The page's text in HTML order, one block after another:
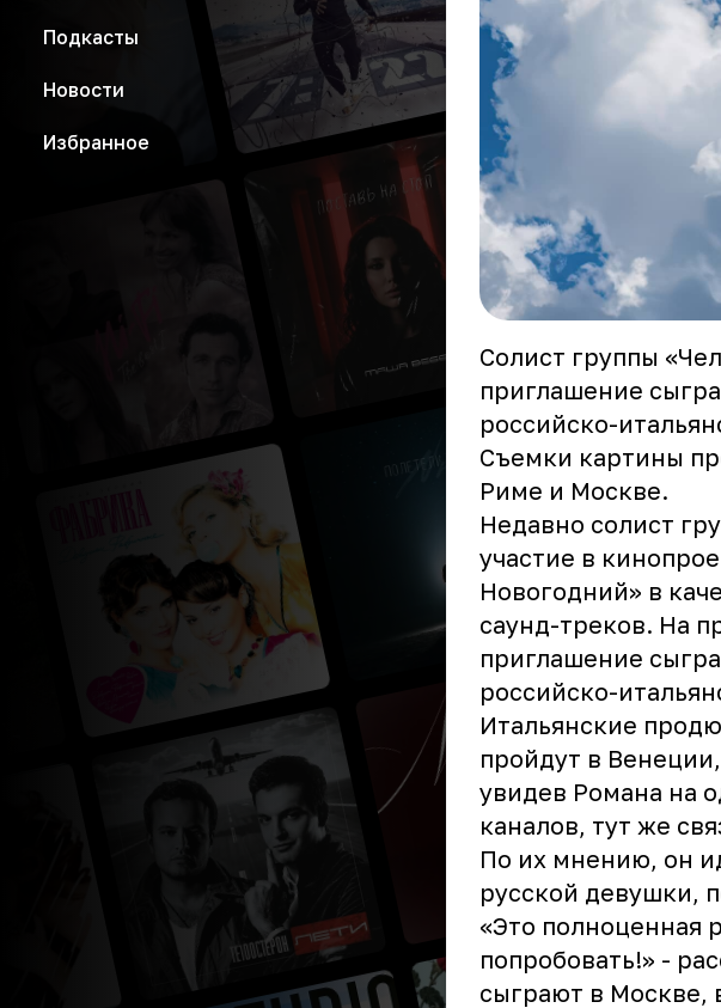
Подкасты
Новости
Избранное
Солист группы
приглашение
российско-
Съемки картины
Риме и Москве.
Недавно солист
участие в
Новогодний» в
саунд-треков. На
приглашение
российско-
Итальянские
пройдут в
увидев Романа на
каналов, тут же
По их мнению, он
русской девушки,
«Это полноценная
попробовать!» -
сыграют в Москве,